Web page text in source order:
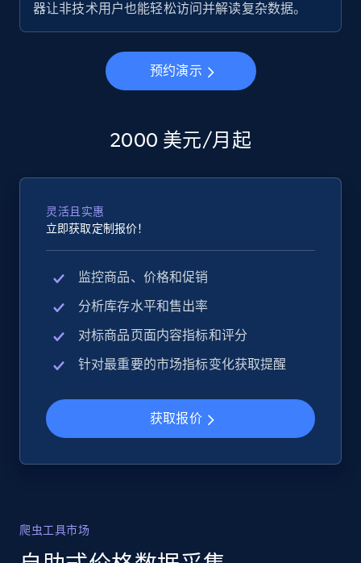
器让非技术用户也能轻松访问并解读复杂数据。
预约演示
2000 美元/月起
灵活且实惠
立即获取定制报价！
监控商品、价格和促销
分析库存水平和售出率
对标商品页面内容指标和评分
针对最重要的市场指标变化获取提醒
获取报价
爬虫工具市场